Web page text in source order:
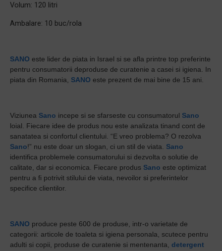
Volum: 120 litri
Ambalare: 10 buc/rola
SANO este lider de piata in Israel si se afla printre top preferinte
pentru consumatorii deproduse de curatenie a casei si igiena. In
piata din Romania, SANO este prezent de mai bine de 15 ani.
Viziunea Sano incepe si se sfarseste cu consumatorul Sano
loial. Fiecare idee de produs nou este analizata tinand cont de
sanatatea si confortul clientului. “E vreo problema? O rezolva
Sano!” nu este doar un slogan, ci un stil de viata. Sano
identifica problemele consumatorului si dezvolta o solutie de
calitate, dar si economica. Fiecare produs Sano este optimizat
pentru a fi potrivit stilului de viata, nevoilor si preferintelor
specifice clientilor.
SANO produce peste 600 de produse, intr-o varietate de
categorii: articole de toaleta si igiena personala, scutece pentru
adulti si copii, produse de curatenie si mentenanta, detergent